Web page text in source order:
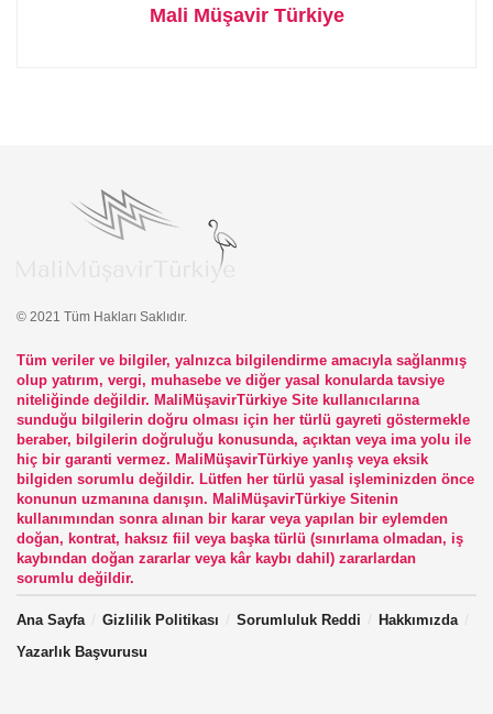
Mali Müşavir Türkiye
© 2021 Tüm Hakları Saklıdır.
Tüm veriler ve bilgiler, yalnızca bilgilendirme amacıyla sağlanmış
olup yatırım, vergi, muhasebe ve diğer yasal konularda tavsiye
niteliğinde değildir. MaliMüşavirTürkiye Site kullanıcılarına
sunduğu bilgilerin doğru olması için her türlü gayreti göstermekle
beraber, bilgilerin doğruluğu konusunda, açıktan veya ima yolu ile
hiç bir garanti vermez. MaliMüşavirTürkiye yanlış veya eksik
bilgiden sorumlu değildir. Lütfen her türlü yasal işleminizden önce
konunun uzmanına danışın. MaliMüşavirTürkiye Sitenin
kullanımından sonra alınan bir karar veya yapılan bir eylemden
doğan, kontrat, haksız fiil veya başka türlü (sınırlama olmadan, iş
kaybından doğan zararlar veya kâr kaybı dahil) zararlardan
sorumlu değildir.
Ana Sayfa Gizlilik Politikası Sorumluluk Reddi
Hakkımızda
Yazarlık Başvurusu